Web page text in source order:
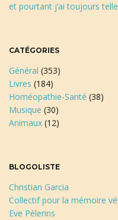
et pourtant j’ai toujours
CATÉGORIES
Général (353)
Livres (184)
Homéopathie-Santé (38)
Musique (30)
Animaux (12)
BLOGOLISTE
Christian Garcia
Collectif pour la mémoire
Eve Pèlerins